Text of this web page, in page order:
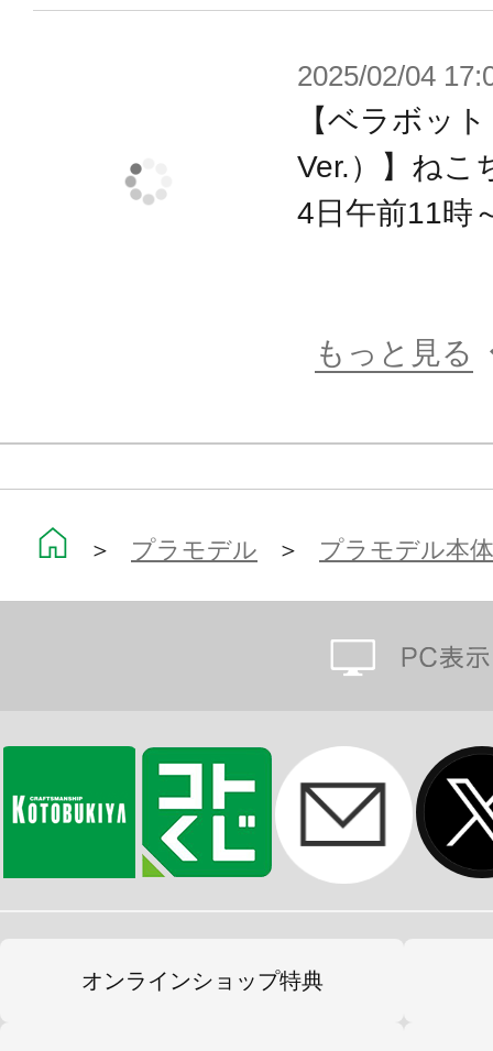
※画像は試作品です。実際の商品と
ます。また撮影用に塗装されており
※本製品はお客様ご自身で組み立て
2025/02/04
【ベラボッ
Ver.）】ねこ
4日午前11時
もっと見る
＞ プラモデル ＞ プラモデル本体
オンラインショップ特典